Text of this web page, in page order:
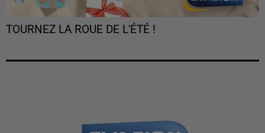
TOURNEZ LA ROUE DE L'ÉTÉ !